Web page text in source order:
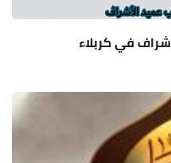
في كربلاء